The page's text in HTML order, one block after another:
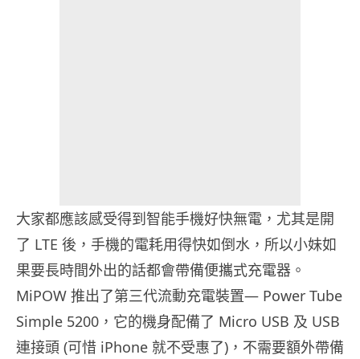
大家都應該感受得到智能手機好快無電，尤其是開
了 LTE 後，手機的電耗用得快如倒水，所以小妹如
果要長時間外出的話都會帶備便攜式充電器。
MiPOW 推出了第三代流動充電裝置— Power Tube
Simple 5200，它的機身配備了 Micro USB 及 USB
連接頭 (可惜 iPhone 就不受惠了)，不需要額外帶備